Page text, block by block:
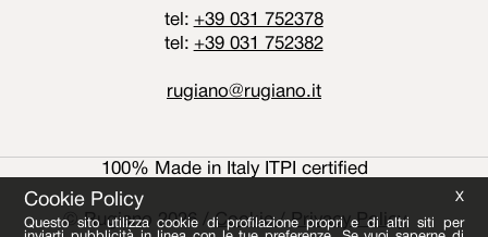
tel: +39 031 752378
tel: +39 031 752382
rugiano@rugiano.it
100% Made in Italy ITPI certified
© Rugiano 2026 / Cookie/ Privacy Policy
Cookie Policy X
Questo sito utilizza cookie di profilazione propri e di altri siti per